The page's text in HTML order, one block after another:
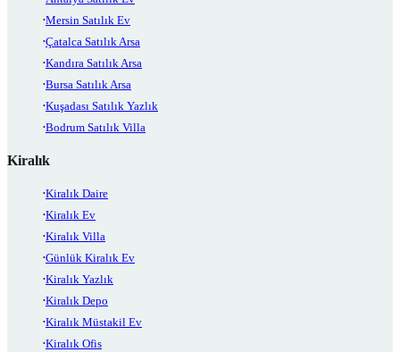
Mersin Satılık Ev
Çatalca Satılık Arsa
Kandıra Satılık Arsa
Bursa Satılık Arsa
Kuşadası Satılık Yazlık
Bodrum Satılık Villa
Kiralık
Kiralık Daire
Kiralık Ev
Kiralık Villa
Günlük Kiralık Ev
Kiralık Yazlık
Kiralık Depo
Kiralık Müstakil Ev
Kiralık Ofis